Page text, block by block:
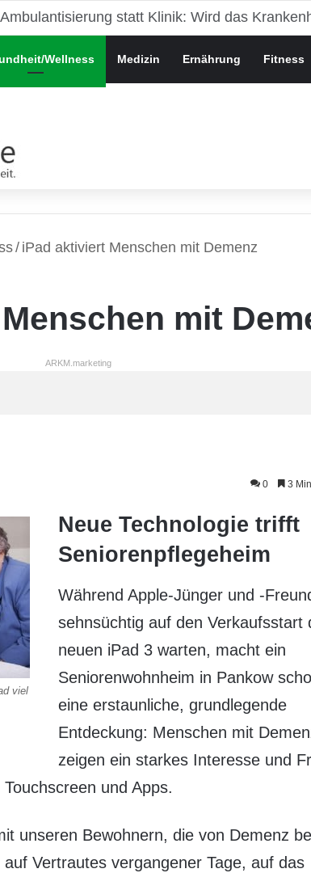
Psychische Gesundheit bei Jugendlichen
Wellness Medizin Ernährung Fitness
/ iPad aktiviert Menschen mit Demenz
mit
ARKM.marketing
0 3
viel
Neue Technologie trifft
Seniorenpflegeheim
Während Apple-Jünger und -
sehnsüchtig auf den Verkaufsstart
neuen iPad 3 warten, macht ein
Seniorenwohnheim in Pankow
eine erstaunliche, grundlegende
Entdeckung: Menschen mit
zeigen ein starkes Interesse und
und Apps.
unseren Bewohnern, die von Demenz
Vertrautes vergangener Tage, auf das